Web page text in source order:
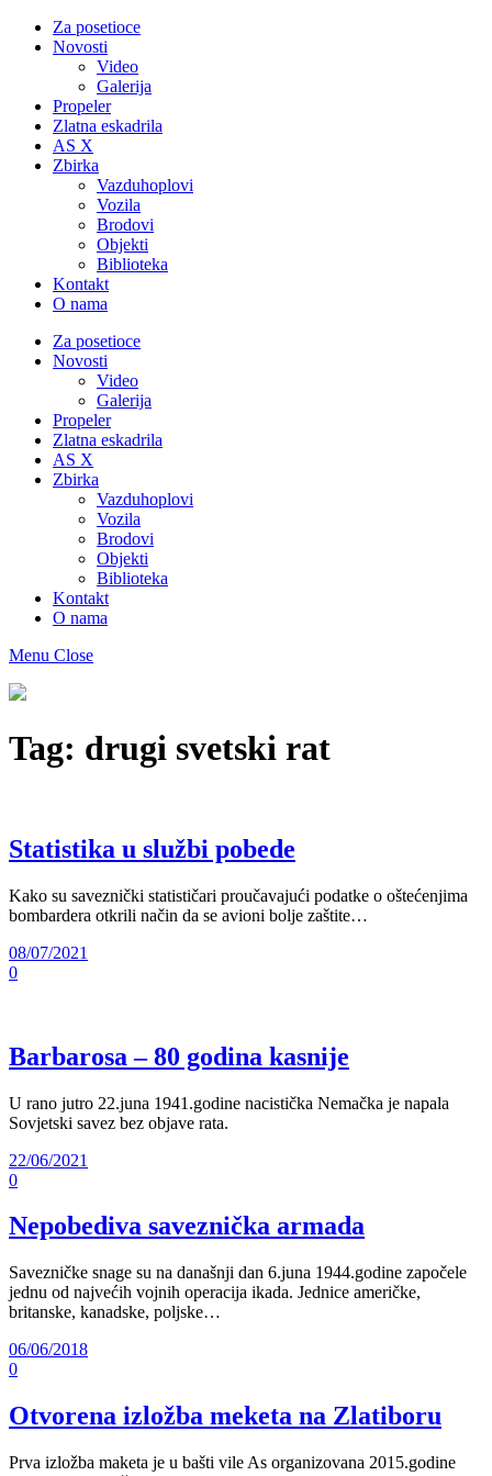
Za posetioce
Novosti
Video
Galerija
Propeler
Zlatna eskadrila
AS X
Zbirka
Vazduhoplovi
Vozila
Brodovi
Objekti
Biblioteka
Kontakt
O nama
Za posetioce
Novosti
Video
Galerija
Propeler
Zlatna eskadrila
AS X
Zbirka
Vazduhoplovi
Vozila
Brodovi
Objekti
Biblioteka
Kontakt
O nama
Menu Close
Muzej
Tag: drugi svetski rat
Statistika u službi pobede
Kako su saveznički statističari proučavajući podatke o oštećenjima
bombardera otkrili način da se avioni bolje zaštite…
08/07/2021
0
Barbarosa – 80 godina kasnije
U rano jutro 22.juna 1941.godine nacistička Nemačka je napala
Sovjetski savez bez objave rata.
22/06/2021
0
Nepobediva saveznička armada
Savezničke snage su na današnji dan 6.juna 1944.godine započele
jednu od najvećih vojnih operacija ikada. Jednice američke,
britanske, kanadske, poljske…
06/06/2018
0
Otvorena izložba meketa na Zlatiboru
Prva izložba maketa je u bašti vile As organizovana 2015.godine